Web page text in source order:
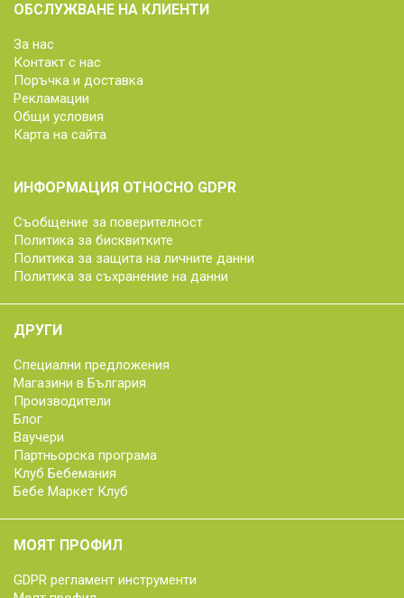
ОБСЛУЖВАНЕ НА КЛИЕНТИ
За нас
Контакт с нас
Поръчка и доставка
Рекламации
Общи условия
Карта на сайта
ИНФОРМАЦИЯ ОТНОСНО GDPR
Съобщение за поверителност
Политика за бисквитките
Политика за защита на личните данни
Политика за съхранение на данни
ДРУГИ
Специални предложения
Магазини в България
Производители
Блог
Ваучери
Партньорска програма
Клуб Бебемания
Бебе Маркет Клуб
МОЯТ ПРОФИЛ
GDPR регламент инструменти